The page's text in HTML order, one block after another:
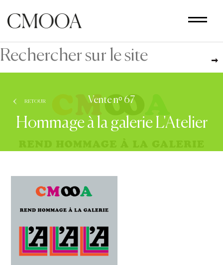
contenu
principal
RETOUR Vente nᵒ 67
Hommage à la galerie L'Atelier